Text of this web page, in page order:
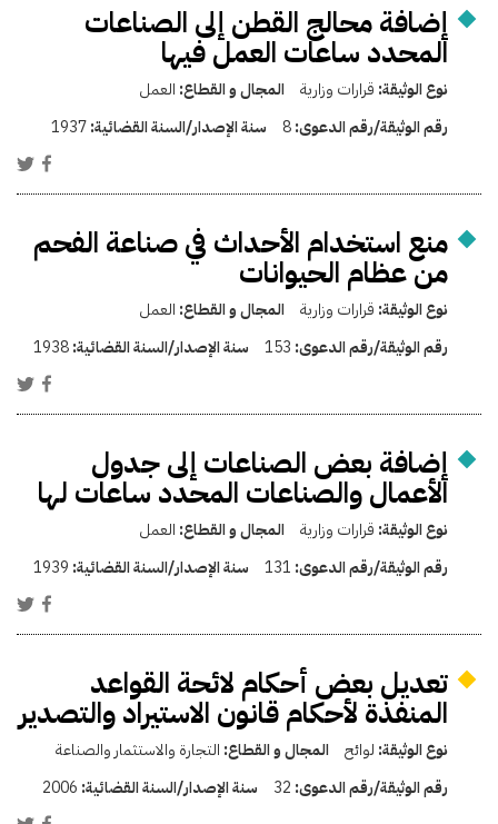
إضافة محالج القطن إلى الصناعات
المحدد ساعات العمل فيها
نوع الوثيقة: قرارات وزارية المجال و القطاع: العمل
رقم الوثيقة/رقم الدعوى:8 سنة الإصدار/السنة القضائية:1937
منع استخدام الأحداث في صناعة الفحم
من عظام الحيوانات
نوع الوثيقة: قرارات وزارية المجال و القطاع: العمل
رقم الوثيقة/رقم الدعوى: 153 سنة الإصدار/السنة القضائية:1938
إضافة بعض الصناعات إلى جدول
الأعمال والصناعات المحدد ساعات لها
نوع الوثيقة: قرارات وزارية المجال و القطاع: العمل
رقم الوثيقة/رقم الدعوى: 131 سنة الإصدار/السنة القضائية: 1939
تعديل بعض أحكام لائحة القواعد
المنفذة لأحكام قانون الاستيراد والتصدير
نوع الوثيقة: لوائح المجال و القطاع: التجارة والاستثمار والصناعة
رقم الوثيقة/رقم الدعوى: 32 سنة الإصدار/السنة القضائية: 2006